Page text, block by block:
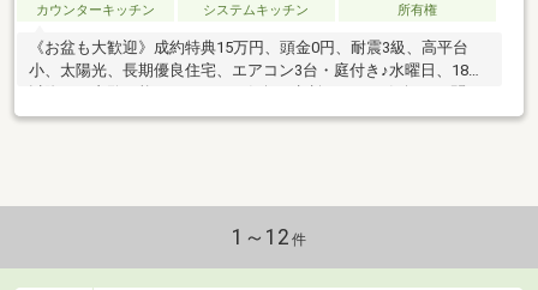
カウンターキッチン
システムキッチン 所有権
《お盆も大歓迎》成約特典15万円、頭金0円、耐震3級、高平台
小、太陽光、長期優良住宅、エアコン3台・庭付き♪水曜日、18時
合わせください♪
1～12 件